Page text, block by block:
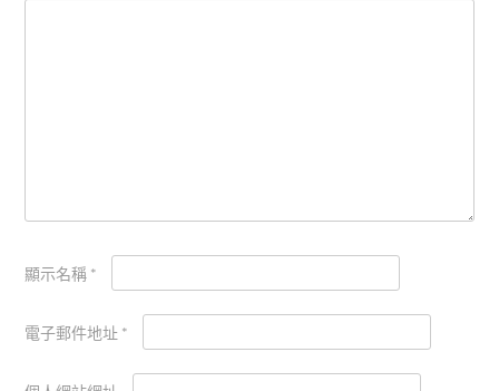
顯示名稱 *
電子郵件地址 *